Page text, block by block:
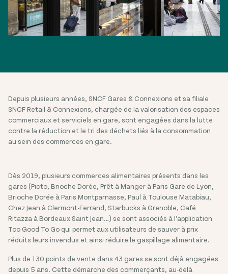
Depuis plusieurs années, SNCF Gares & Connexions et sa filiale
SNCF Retail & Connexions, chargée de la valorisation des espaces
commerciaux et serviciels en gare, sont engagées dans la lutte
contre la réduction et le tri des déchets liés à la consommation
au sein des commerces en gare.
Dès 2019, plusieurs commerces alimentaires présents dans les
gares (Picto, Brioche Dorée, Prêt à Manger à Paris Gare de Lyon,
Brioche Dorée à Paris Montparnasse, Paul à Toulouse Matabiau,
Chez Jean à Clermont-Ferrand, Starbucks à Grenoble, Café
Ritazza à Bordeaux Saint Jean…) se sont associés à l’application
Too Good To Go qui permet aux utilisateurs de sauver à prix
réduits leurs invendus et ainsi réduire le gaspillage alimentaire.
Plus de 130 points de vente dans 43 gares se sont déjà engagées
depuis 5 ans. Cette démarche des commerçants, au-delà